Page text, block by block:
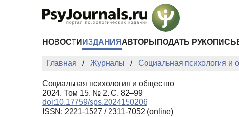
НОВОСТИ ИЗДАНИЯ АВТОРЫ ПОДАТЬ РУКОПИСЬ
Главная Журналы Социальная психология и
Социальная психология и общество
2024. Том 15. № 2. С. 82–99
doi:10.17759/sps.2024150206
ISSN: 2221-1527 / 2311-7052 (online)